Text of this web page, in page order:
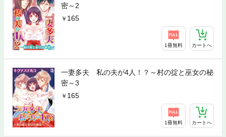
密～2
165
1冊無料 カートへ
一妻多夫 私の夫が4人！？～村の掟と巫女の秘
密～3
165
1冊無料 カートへ